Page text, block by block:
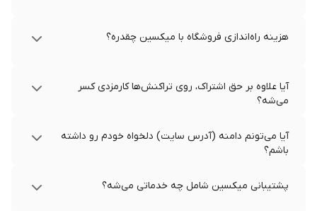
هزینه راه‌اندازی فروشگاه با میکسین چقدره؟
آیا علاوه بر حق اشتراک، روی تراکنش‌ها کارمزدی کسر
می‌شه؟
آیا می‌تونم دامنه (آدرس سایت) دلخواه خودم رو داشته
باشم؟
پشتیبانی میکسین شامل چه خدماتی می‌شه؟